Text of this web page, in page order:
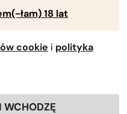
łam) 18 lat
cookie i polityka
WCHODZĘ